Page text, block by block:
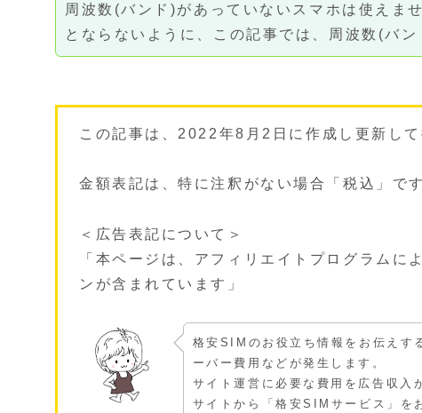
周波数(バンド)があっていないスマホは使えま
とならないように、この記事では、周波数(バン
この記事は、2022年8月2日に作成し更新して
金額表記は、特に注釈がない場合「税込」です
＜広告表記について＞
「本ページは、アフィリエイトプログラムに
ンが含まれています」
格安SIMのお役立ち情報をお伝えす
ーバー費用などが発生します。
サイト運営に必要な費用を広告収入
サイトから「格安SIMサービス」